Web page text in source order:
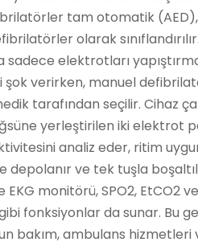
tam otomatik (AED),
olarak
elektrotları
şok verirken, manuel
tarafından seçilir. Cihaz
yerleştirilen iki elektrot
analiz eder, ritim
ve tek tuşla
monitörü, SPO2, EtCO2
fonksiyonlar da sunar. Bu
bakım, ambulans hizmetleri